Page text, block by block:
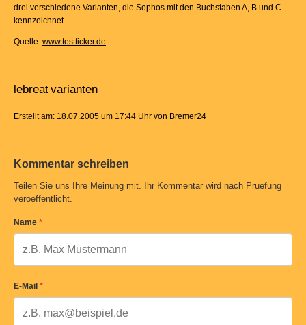
drei verschiedene Varianten, die Sophos mit den Buchstaben A, B und C
kennzeichnet.
Quelle: www.testticker.de
lebreatvarianten
Erstellt am: 18.07.2005 um 17:44 Uhr von Bremer24
Kommentar schreiben
Teilen Sie uns Ihre Meinung mit. Ihr Kommentar wird nach Pruefung
veroeffentlicht.
Name *
E-Mail *